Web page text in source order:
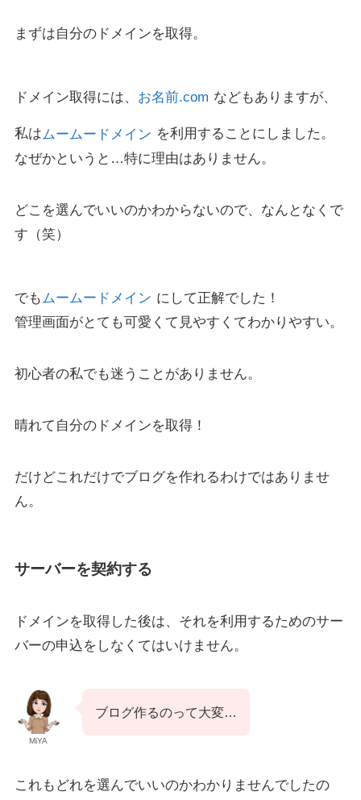
まずは自分のドメインを取得。
ドメイン取得には、 お名前.com などもありますが、
私は ムームードメイン を利用することにしました。
なぜかというと…特に理由はありません。
どこを選んでいいのかわからないので、なんとなくで
す（笑）
でも ムームードメイン にして正解でした！
管理画面がとても可愛くて見やすくてわかりやすい。
初心者の私でも迷うことがありません。
晴れて自分のドメインを取得！
だけどこれだけでブログを作れるわけではありませ
ん。
サーバーを契約する
ドメインを取得した後は、それを利用するためのサー
バーの申込をしなくてはいけません。
MiYA
ブログ作るのって大変…
これもどれを選んでいいのかわかりませんでしたの